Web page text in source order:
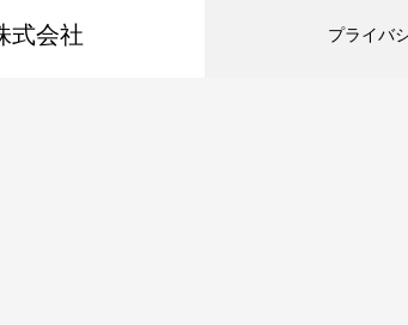
式会社 プライバ